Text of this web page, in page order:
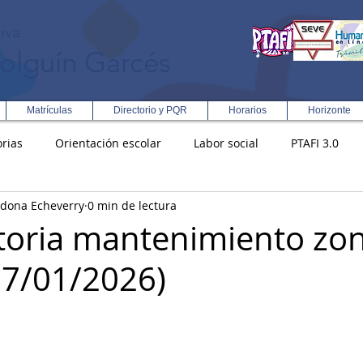
Matrículas Directorio y PQR Horarios Horizonte
Orientación escolar Labor social PTAFI 3.0
Integral en Turismo Enfoque Metodologico EPC
Rectoría Democracia
mantenimiento
01/2026)
Echeverry 0 min de lectura